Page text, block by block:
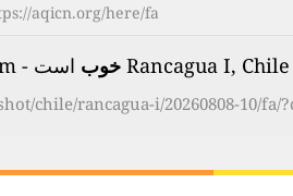
aqicn.org/here/fa/
خوب است - on Saturday, Aug 8th 2026, 10:00 am
chile/rancagua-i/20260808-10/fa/